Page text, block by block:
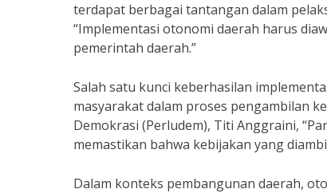
terdapat berbagai tantangan dalam
“Implementasi otonomi daerah harus
pemerintah daerah.”
Salah satu kunci keberhasilan
masyarakat dalam proses pengambilan
Demokrasi (Perludem), Titi Anggraini,
memastikan bahwa kebijakan yang
Dalam konteks pembangunan daerah,